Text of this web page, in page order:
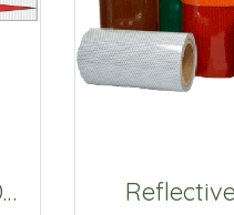
วัสดุเตือนทางโค้ง (LDS)